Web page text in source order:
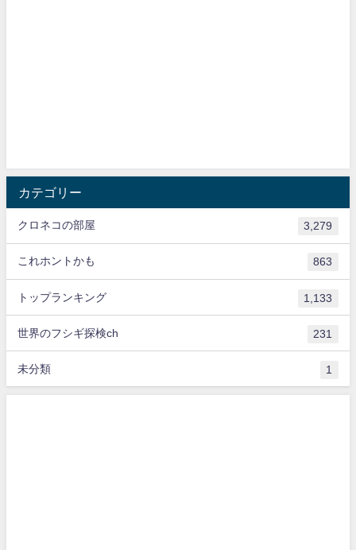
カテゴリー
クロネコの部屋 3,279
これホントかも 863
トップランキング 1,133
世界のフシギ探検ch 231
未分類 1